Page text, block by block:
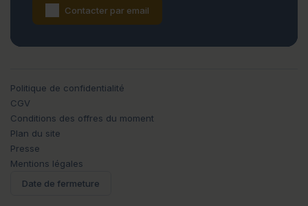
Contacter par email
Politique de confidentialité
CGV
Conditions des offres du moment
Plan du site
Presse
Mentions légales
Date de fermeture